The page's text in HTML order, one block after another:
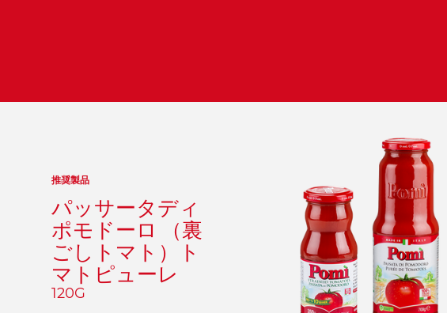
推奨製品
パッサータディ
ポモドーロ （裏
ごしトマト）ト
マトピューレ
120G